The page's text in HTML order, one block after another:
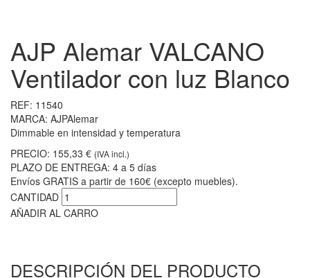
AJP Alemar VALCANO
Ventilador con luz Blanco
REF: 11540
MARCA: AJPAlemar
Dimmable en intensidad y temperatura
PRECIO: 155,33 € (IVA incl.)
PLAZO DE ENTREGA: 4 a 5 días
Envíos GRATIS a partir de 160€ (excepto muebles).
CANTIDAD
AÑADIR AL CARRO
DESCRIPCIÓN DEL PRODUCTO